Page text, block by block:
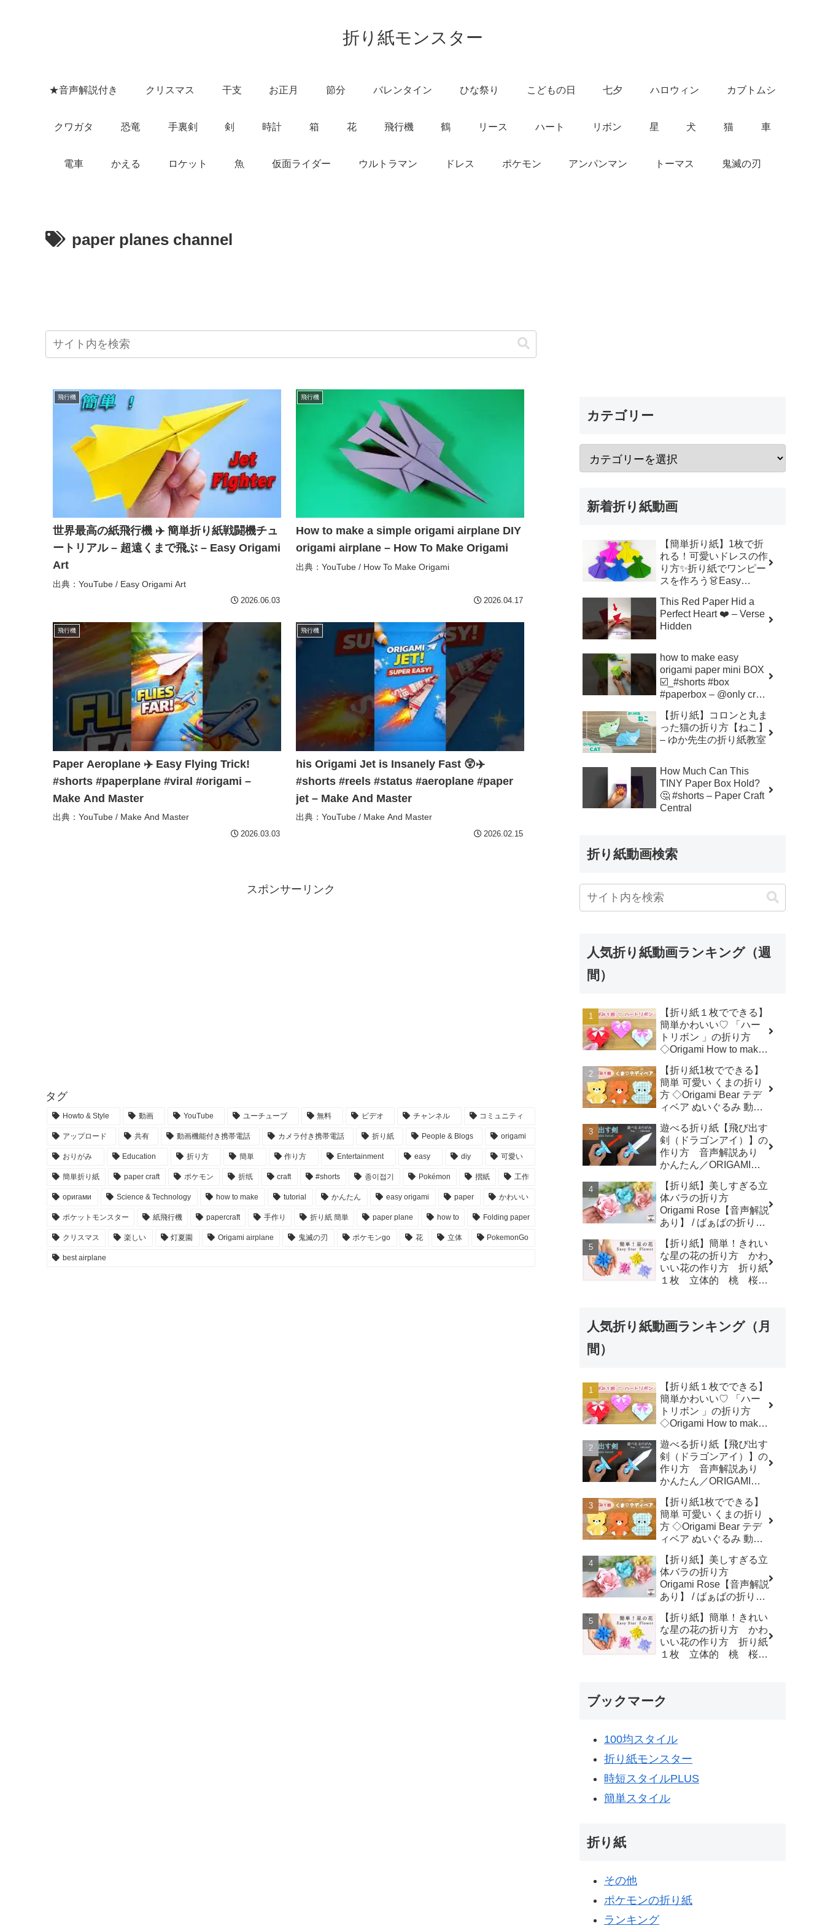
折り紙モンスター
★音声解説付き クリスマス 干支 お正月 節分 バレンタイン ひな祭り こどもの日 七夕 ハロウィン カブトムシ
クワガタ 恐竜 手裏剣 剣 時計 箱 花 飛行機 鶴 リース ハート リボン 星 犬 猫 車
電車 かえる ロケット 魚 仮面ライダー ウルトラマン ドレス ポケモン アンパンマン トーマス 鬼滅の刃
paper planes channel
飛行機
世界最高の紙飛行機 ✈️ 簡単折り紙戦闘機チュ
ートリアル – 超遠くまで飛ぶ – Easy Origami
Art
出典：YouTube / Easy Origami Art
2026.06.03
飛行機
How to make a simple origami airplane DIY
origami airplane – How To Make Origami
出典：YouTube / How To Make Origami
2026.04.17
飛行機
Paper Aeroplane ✈️ Easy Flying Trick!
#shorts #paperplane #viral #origami –
Make And Master
出典：YouTube / Make And Master
2026.03.03
飛行機
his Origami Jet is Insanely Fast 😲✈️
#shorts #reels #status #aeroplane #paper
jet – Make And Master
出典：YouTube / Make And Master
2026.02.15
スポンサーリンク
タグ
Howto & Style 動画 YouTube ユーチューブ 無料 ビデオ チャンネル コミュニティ
アップロード 共有 動画機能付き携帯電話 カメラ付き携帯電話 折り紙 People & Blogs origami
おりがみ Education 折り方 簡単 作り方 Entertainment easy diy 可愛い
簡単折り紙 paper craft ポケモン 折纸 craft #shorts 종이접기 Pokémon 摺紙 工作
оригами Science & Technology how to make tutorial かんたん easy origami paper かわいい
ポケットモンスター 紙飛行機 papercraft 手作り 折り紙 簡単 paper plane how to Folding paper
クリスマス 楽しい 灯夏園 Origami airplane 鬼滅の刃 ポケモンgo 花 立体 PokemonGo
best airplane
カテゴリー
新着折り紙動画
【簡単折り紙】1枚で折
れる！可愛いドレスの作
り方✨折り紙でワンピー
スを作ろう👗Easy
身裙 | 종이접기 –
Origami hana’s channel
This Red Paper Hid a
Perfect Heart ❤️ – Verse
Hidden
how to make easy
origami paper mini BOX
☑️_#shorts #box
#paperbox – @only craft
【折り紙】コロンと丸ま
った猫の折り方【ねこ】
– ゆか先生の折り紙教室
How Much Can This
TINY Paper Box Hold?
🤔 #shorts – Paper Craft
Central
折り紙動画検索
人気折り紙動画ランキング（週
間）
【折り紙１枚でできる】
簡単かわいい♡ 「ハー
トリボン 」の折り方
◇Origami How to make
レゼント 誕生日 母の日
父の日 バレンタイン◇ -
おりがみぷらざ Origami-
plaza
【折り紙1枚でできる】
簡単 可愛い くまの折り
方 ◇Origami Bear テデ
ィベア ぬいぐるみ 動物
animal◇ - おりがみぷら
ざ Origami-plaza
遊べる折り紙【飛び出す
剣（ドラゴンアイ）】の
作り方 音声解説あり
かんたん／ORIGAMI
with subtitles - Junの折
り紙
【折り紙】美しすぎる立
体バラの折り方
Origami Rose【音声解説
あり】 / ばぁばの折り紙
ネル
【折り紙】簡単！きれい
な星の花の折り方 かわ
いい花の作り方 折り紙
１枚 立体的 桃 桜
人気折り紙動画ランキング（月
間）
【折り紙１枚でできる】
簡単かわいい♡ 「ハー
トリボン 」の折り方
◇Origami How to make
レゼント 誕生日 母の日
父の日 バレンタイン◇ -
おりがみぷらざ Origami-
plaza
遊べる折り紙【飛び出す
剣（ドラゴンアイ）】の
作り方 音声解説あり
かんたん／ORIGAMI
with subtitles - Junの折
り紙
【折り紙1枚でできる】
簡単 可愛い くまの折り
方 ◇Origami Bear テデ
ィベア ぬいぐるみ 動物
animal◇ - おりがみぷら
ざ Origami-plaza
【折り紙】美しすぎる立
体バラの折り方
Origami Rose【音声解説
あり】 / ばぁばの折り紙
ネル
【折り紙】簡単！きれい
な星の花の折り方 かわ
いい花の作り方 折り紙
１枚 立体的 桃 桜
ブックマーク
100均スタイル
折り紙モンスター
時短スタイルPLUS
簡単スタイル
折り紙
その他
ポケモンの折り紙
ランキング